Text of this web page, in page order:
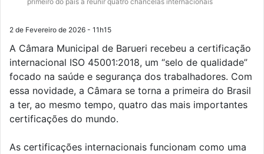
2 de Fevereiro de 2026 - 11h15
A Câmara Municipal de Barueri recebeu a certificação
internacional ISO 45001:2018, um “selo de qualidade”
focado na saúde e segurança dos trabalhadores. Com
essa novidade, a Câmara se torna a primeira do Brasil
a ter, ao mesmo tempo, quatro das mais importantes
certificações do mundo.
As certificações internacionais funcionam como uma